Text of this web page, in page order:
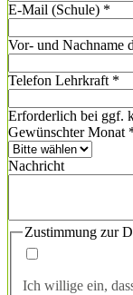
E-Mail (Schule) *
Vor- und Nachname
Telefon Lehrkraft *
Erforderlich bei ggf.
Gewünschter Monat
Nachricht
Zustimmung zur
Ich willige ein,